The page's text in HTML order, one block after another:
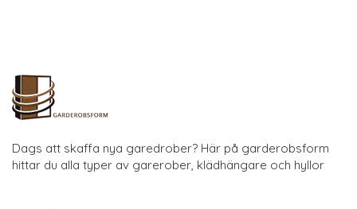
Dags att skaffa nya garedrober? Här på garderobsform
hittar du alla typer av garerober, klädhängare och hyllor